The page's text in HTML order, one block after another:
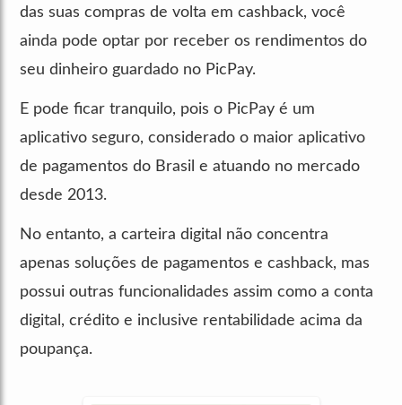
das suas compras de volta em cashback, você
ainda pode optar por receber os rendimentos do
seu dinheiro guardado no PicPay.
E pode ficar tranquilo, pois o PicPay é um
aplicativo seguro, considerado o maior aplicativo
de pagamentos do Brasil e atuando no mercado
desde 2013.
No entanto, a carteira digital não concentra
apenas soluções de pagamentos e cashback, mas
possui outras funcionalidades assim como a conta
digital, crédito e inclusive rentabilidade acima da
poupança.